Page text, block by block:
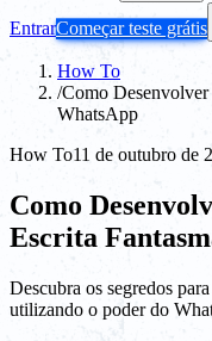
EntrarComeçar teste grátis
How To
/Como Desenvolver
WhatsApp
How To11 de outubro de
Como
Escrita
Descubra os segredos
utilizando o poder do